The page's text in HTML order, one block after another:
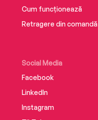
Cum funcționează
Retragere din comandă
Social Media
Facebook
LinkedIn
Instagram